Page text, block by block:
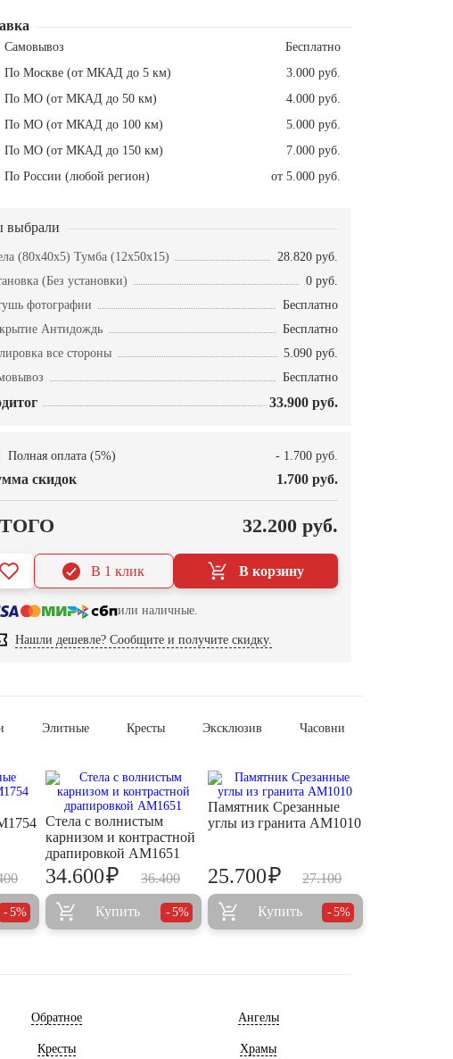
Самовывоз
Бесплатно
По Москве (от МКАД до 5 км)
3.000 руб.
По МО (от МКАД до 50 км)
4.000 руб.
По МО (от МКАД до 100 км)
5.000 руб.
По МО (от МКАД до 150 км)
7.000 руб.
По России (любой регион)
от 5.000 руб.
выбрали
(80x40x5) Тумба (12x50x15)
28.820 руб.
(Без установки)
0 руб.
фотографии
Бесплатно
Антидождь
Бесплатно
все стороны
5.090 руб.
Бесплатно
33.900 руб.
Полная оплата (5%) - 1.700 руб.
скидок 1.700 руб.
32.200 руб.
В корзину
В 1 клик
или наличные.
Нашли дешевле? Сообщите и получите скидку.
Элитные Кресты Эксклюзив Часовни
5%
Стела с волнистым
карнизом и контрастной
драпировкой AM1651
36.400
34.600₽
Купить 5%
Памятник Срезанные
углы из гранита AM1010
27.100
25.700₽
Купить 5%
Обратное Ангелы
Кресты Храмы